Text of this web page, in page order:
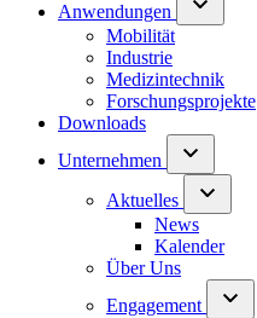
Anwendungen
Mobilität
Industrie
Medizintechnik
Forschungsprojekte
Downloads
Unternehmen
Aktuelles
News
Kalender
Über Uns
Engagement